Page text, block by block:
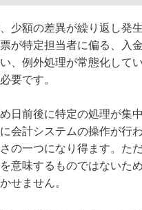
少額の差異が繰り返し発
が特定担当者に偏る、入
、例外処理が常態化して
要です。
日前後に特定の処理が集
会計システムの操作が行
の一つになり得ます。た
意味するものではないた
せません。